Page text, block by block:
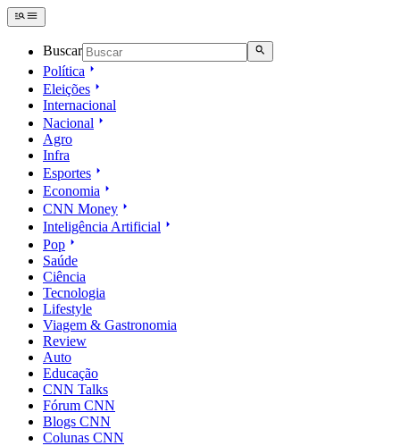
Buscar
Política
Eleições
Internacional
Nacional
Agro
Infra
Esportes
Economia
CNN Money
Inteligência Artificial
Pop
Saúde
Ciência
Tecnologia
Lifestyle
Viagem & Gastronomia
Review
Auto
Educação
CNN Talks
Fórum CNN
Blogs CNN
Colunas CNN